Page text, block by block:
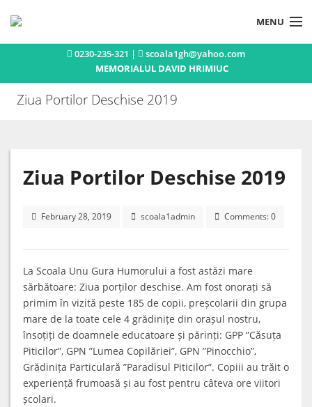
0230-235-321 |
scoala1gh@yahoo.com
MEMORIALUL DAVID HRIMIUC
MENU
Istoric
Contact
Ziua Portilor Deschise 2019
Ziua Portilor Deschise 2019
February 28, 2019 scoala1admin Comments: 0
La Scoala Unu Gura Humorului a fost astăzi mare
sărbătoare: Ziua porților deschise. Am fost onorați să
primim în vizită peste 185 de copii, preșcolarii din grupa
mare de la toate cele 4 grădinițe din orașul nostru,
însoțiți de doamnele educatoare și părinți: GPP ”Căsuța
Piticilor”, GPN ”Lumea Copilăriei”, GPN ”Pinocchio”,
Grădinița Particulară ”Paradisul Piticilor”. Copiii au trăit o
experiență frumoasă și au fost pentru câteva ore viitori
școlari.